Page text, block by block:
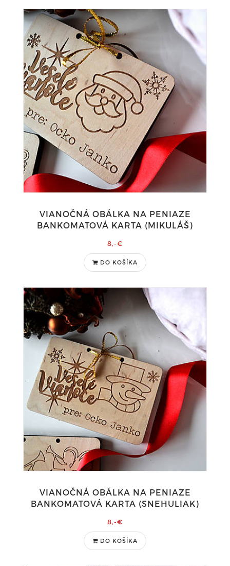
VIANOČNÁ OBÁLKA NA PENIAZE
BANKOMATOVÁ KARTA (MIKULÁŠ)
8,-€
DO KOŠÍKA
VIANOČNÁ OBÁLKA NA PENIAZE
BANKOMATOVÁ KARTA (SNEHULIAK)
8,-€
DO KOŠÍKA